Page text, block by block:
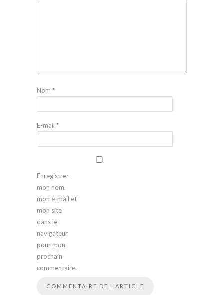
Nom *
E-mail *
Enregistrer
mon nom,
mon e-mail et
mon site
dans le
navigateur
pour mon
prochain
commentaire.